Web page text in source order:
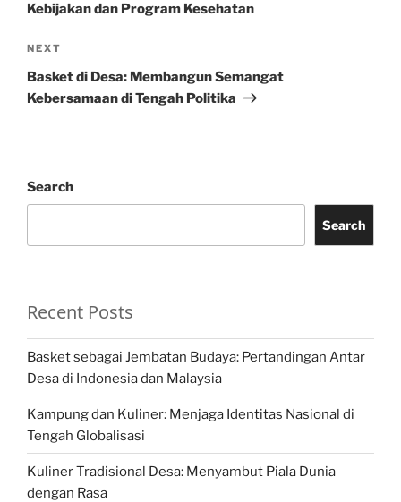
Kebijakan dan Program Kesehatan
Next
Post
NEXT
Basket di Desa: Membangun Semangat
Kebersamaan di Tengah Politika
Search
Search
Recent Posts
Basket sebagai Jembatan Budaya: Pertandingan Antar
Desa di Indonesia dan Malaysia
Kampung dan Kuliner: Menjaga Identitas Nasional di
Tengah Globalisasi
Kuliner Tradisional Desa: Menyambut Piala Dunia
dengan Rasa